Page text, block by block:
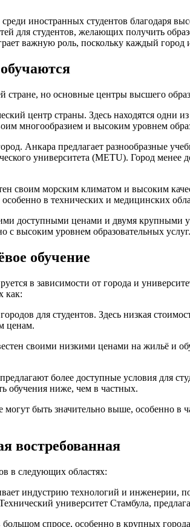
иностранных студентов благодаря
для студентов, желающих получить
важную роль, поскольку каждый город
но основные центры высшего
центр страны. Здесь находятся одни
многообразием и высоким уровнем
Анкара предлагает разнообразные
университета (METU). Город менее
своим морским климатом и высоким
в технических и медицинских
доступными ценами и двумя крупными
с высоким уровнем образовательных услуг.
обучение
в зависимости от города и
как:
для студентов. Здесь низкая
ценам.
своими низкими ценами на жильё и
более доступные условия для
обучения ниже, чем в частных.
быть значительно выше, особенно в
востребованная
в следующих областях:
индустрию технологий и инженерии,
университет Стамбула,
спросе, особенно в крупных